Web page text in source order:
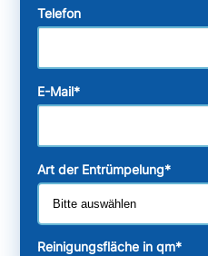
Telefon
E-Mail*
Art der Entrümpelung*
Reinigungsfläche in qm*